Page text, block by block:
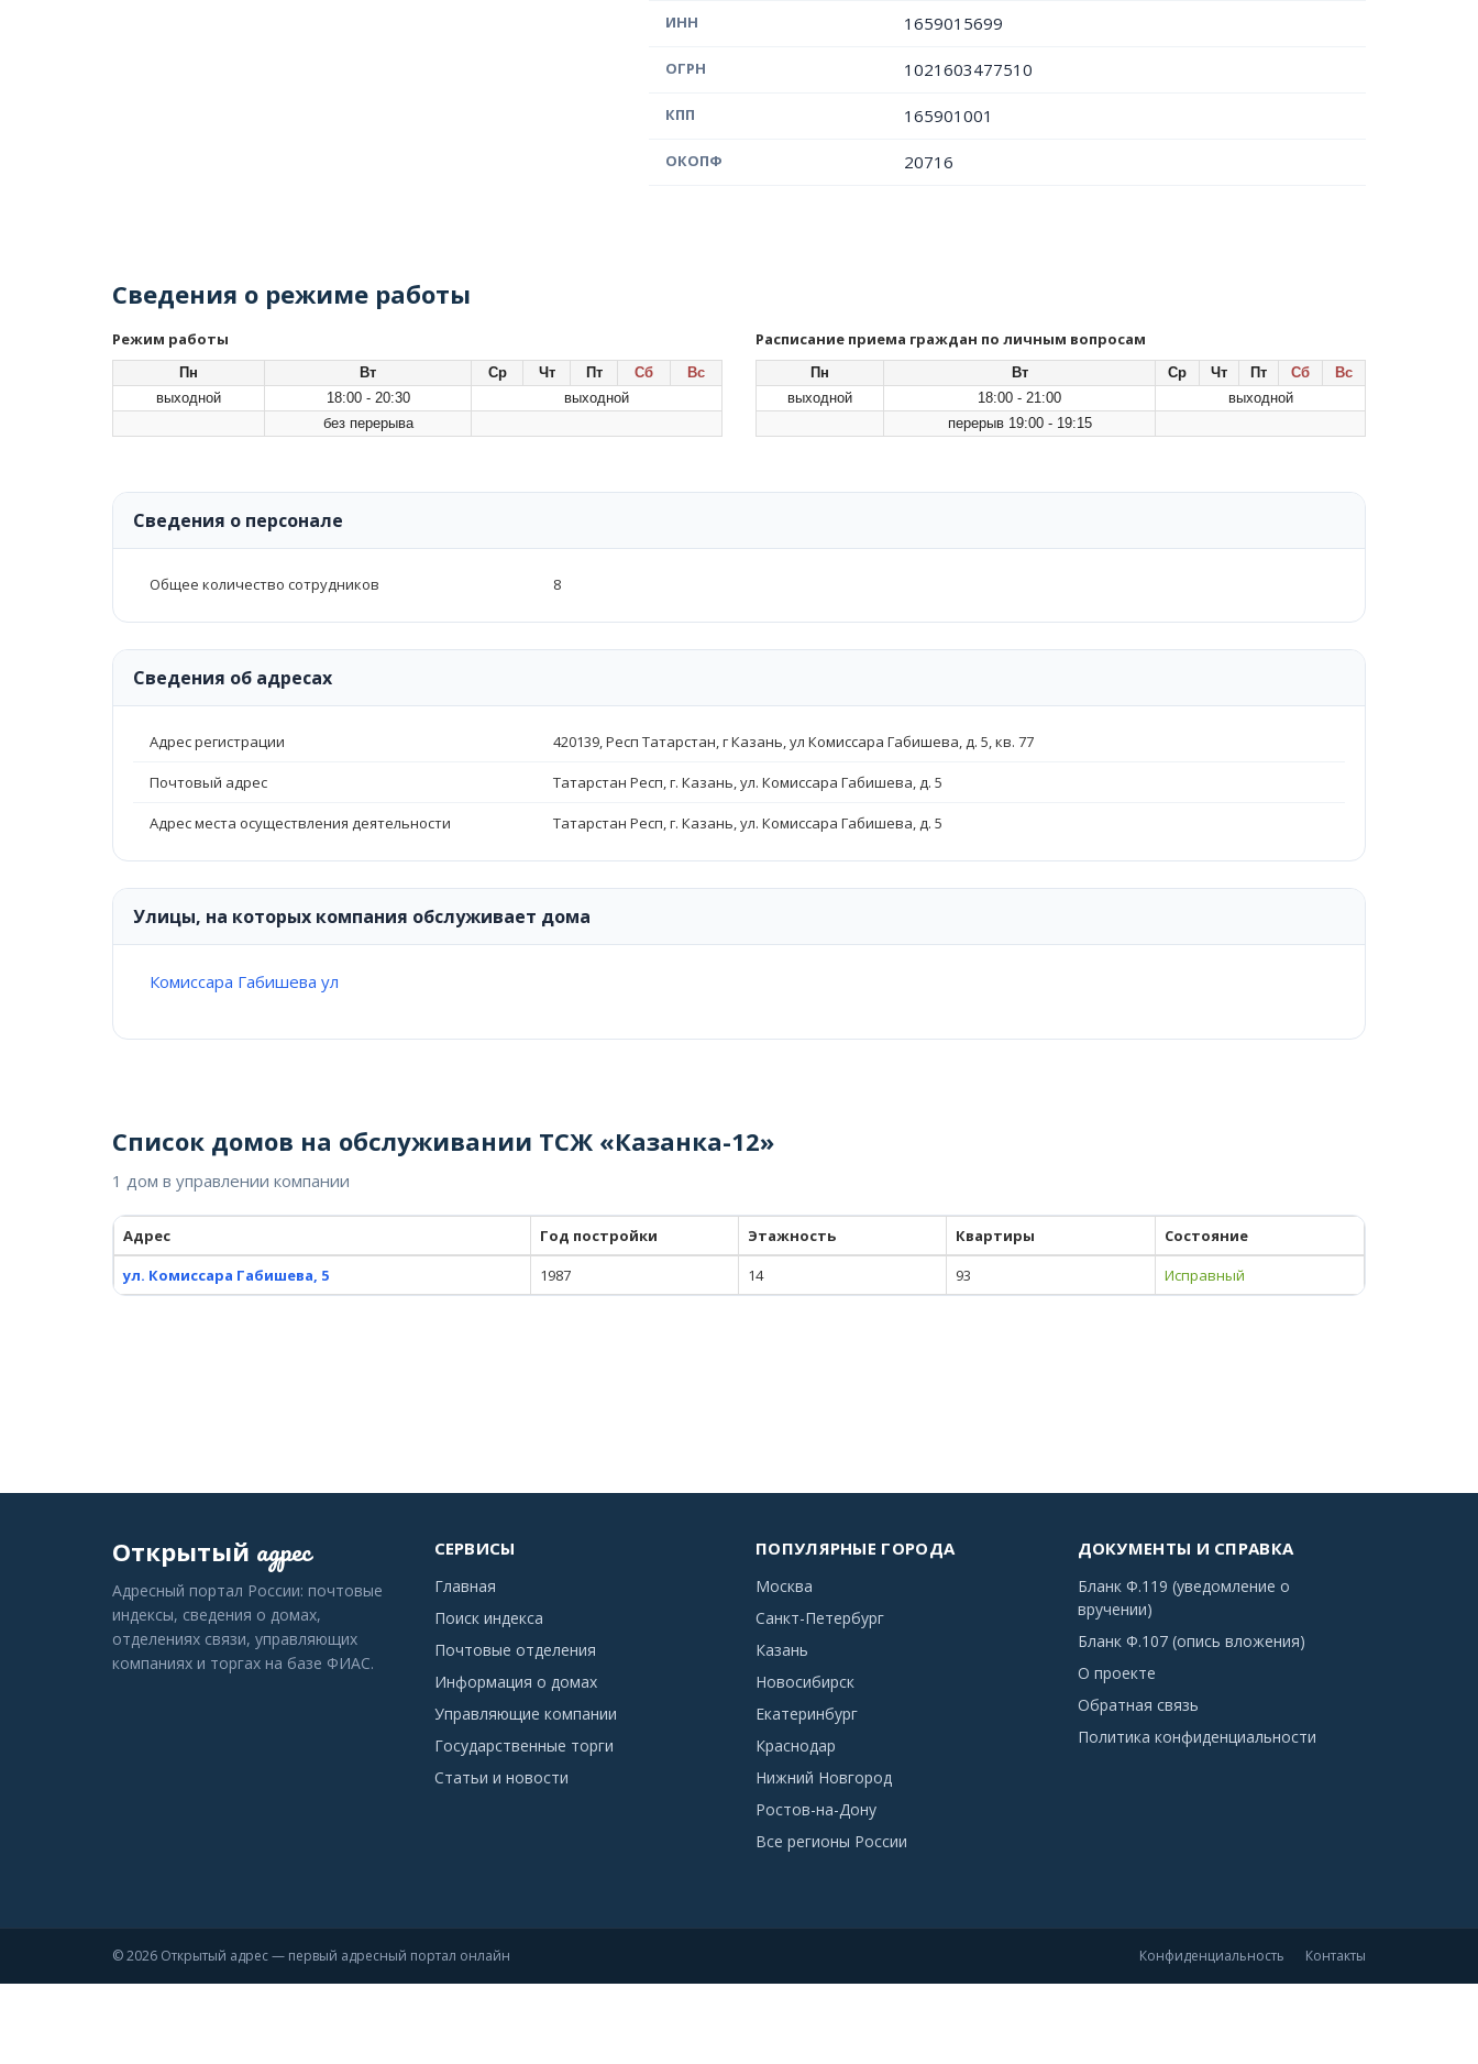
ИНН 1659015699
ОГРН 1021603477510
КПП 165901001
ОКОПФ 20716
Сведения о режиме работы
Режим работы
Пн Вт Ср Чт Пт Сб
Вс
выходной
18:00 - 20:30
выходной
без перерыва
Расписание приема граждан по личным вопросам
Пн Вт Ср Чт Пт Сб
Вс
выходной
18:00 - 21:00
выходной
перерыв 19:00 - 19:15
Сведения о персонале
Общее количество сотрудников 8
Сведения об адресах
Адрес регистрации 420139, Респ Татарстан, г Казань, ул Комиссара Габишева, д. 5, кв. 77
Почтовый адрес Татарстан Респ, г. Казань, ул. Комиссара Габишева, д. 5
Адрес места осуществления деятельности Татарстан Респ, г. Казань, ул. Комиссара Габишева, д. 5
Улицы, на которых компания обслуживает дома
Комиссара Габишева ул
Список домов на обслуживании ТСЖ «Казанка-12»
1 дом в управлении компании
Адрес Год постройки Этажность Квартиры
Состояние
ул. Комиссара Габишева, 5
1987 14 93 Исправный
Открытый адрес
Адресный портал России: почтовые
индексы, сведения о домах,
отделениях связи, управляющих
компаниях и торгах на базе ФИАС.
СЕРВИСЫ
Главная
Поиск индекса
Почтовые отделения
Информация о домах
Управляющие компании
Государственные торги
Статьи и новости
ПОПУЛЯРНЫЕ ГОРОДА
Москва
Санкт-Петербург
Казань
Новосибирск
Екатеринбург
Краснодар
Нижний Новгород
Ростов-на-Дону
Все регионы России
ДОКУМЕНТЫ И СПРАВКА
Бланк Ф.119 (уведомление о
вручении)
Бланк Ф.107 (опись вложения)
О проекте
Обратная связь
Политика конфиденциальности
© 2026 Открытый адрес — первый адресный портал онлайн Конфиденциальность Контакты